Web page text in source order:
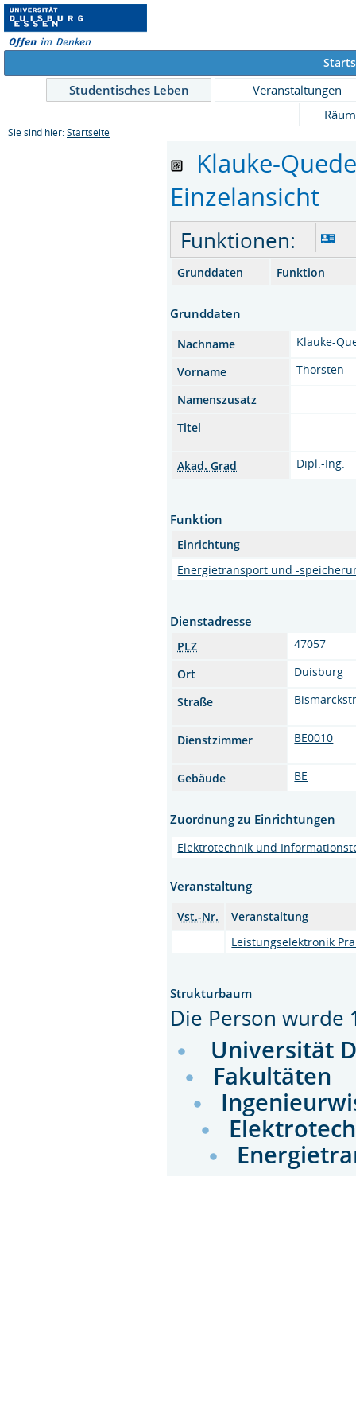
S
Studentisches Leben
Veranstaltungen
Sie sind hier: Startseite
Klauke-
Einzelansicht
Funktionen:
Grunddaten Funktion
Grunddaten
Nachname
Klauke-
Vorname
Thorsten
Namenszusatz
Titel
Akad. Grad Dipl.-Ing.
Funktion
Einrichtung
Energietransport und -
Dienstadresse
PLZ
47057
Ort
Duisburg
Straße
Dienstzimmer BE0010
Gebäude BE
Zuordnung zu Einrichtungen
Elektrotechnik und
Veranstaltung
Vst.-Nr.
Veranstaltung
Leistungselektronik
Strukturbaum
Die Person wurde
Universität
Fakultäten